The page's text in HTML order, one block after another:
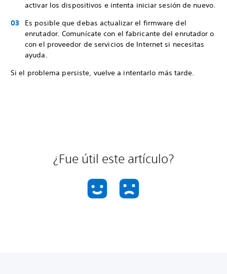
activar los dispositivos e intenta iniciar sesión de nuevo.
Es posible que debas actualizar el firmware del
enrutador. Comunícate con el fabricante del enrutador o
con el proveedor de servicios de Internet si necesitas
ayuda.
Si el problema persiste, vuelve a intentarlo más tarde.
¿Fue útil este artículo?